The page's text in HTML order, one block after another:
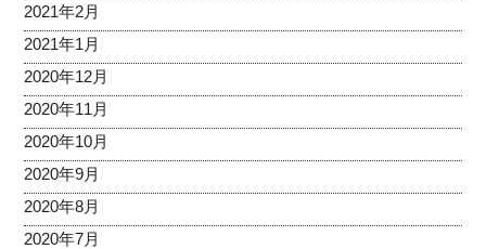
2021年2月
2021年1月
2020年12月
2020年11月
2020年10月
2020年9月
2020年8月
2020年7月